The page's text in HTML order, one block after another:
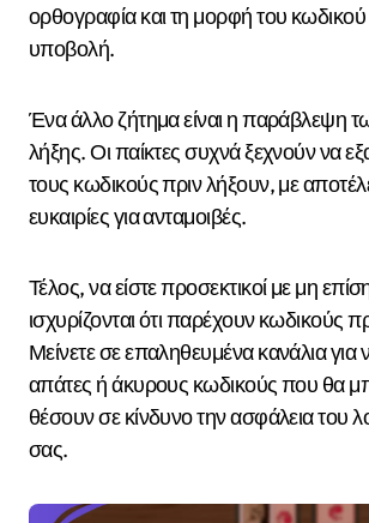
ορθογραφία και τη μορφή του κωδικού
υποβολή.
Ένα άλλο ζήτημα είναι η παράβλεψη
λήξης. Οι παίκτες συχνά ξεχνούν να
τους κωδικούς πριν λήξουν, με
ευκαιρίες για ανταμοιβές.
Τέλος, να είστε προσεκτικοί με μη
ισχυρίζονται ότι παρέχουν κωδικούς
Μείνετε σε επαληθευμένα κανάλια
απάτες ή άκυρους κωδικούς που θα
θέσουν σε κίνδυνο την ασφάλεια του
σας.